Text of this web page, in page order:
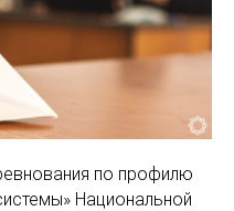
по профилю
Национальной